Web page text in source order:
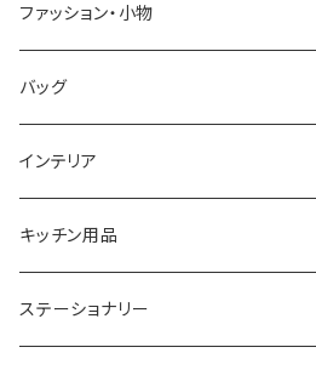
GRANDEUR
COGU
GAGA MILANO
CACTUS
TIMEX
LACOSTE
DIESEL
MICHAEL KORS
NO BRAND
DUCT
TRANSNUMBER
SAAMA HOMME
ARNOLD PALMER
MICHAEL KORS
GUCCI
TIFFANY&CO
FOLLI FOLLIE
POLICE
PAUL HEWITT
ファッション・小物
DAKS
栃木レザー
NIKE
DUNHILL
バッグ
MANHATTAN PORTAGE
United HOMME
RODANIA
インテリア
CRYSTOCRAFT
SEIKO
キッチン用品
I'mD
ステーショナリー